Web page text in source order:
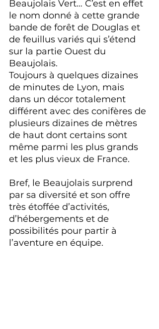
Beaujolais Vert… C’est en effet
le nom donné à cette grande
bande de forêt de Douglas et
de feuillus variés qui s’étend
sur la partie Ouest du
Beaujolais.
Toujours à quelques dizaines
de minutes de Lyon, mais
dans un décor totalement
différent avec des conifères de
plusieurs dizaines de mètres
de haut dont certains sont
même parmi les plus grands
et les plus vieux de France.
Bref, le Beaujolais surprend
par sa diversité et son offre
très étoffée d’activités,
d’hébergements et de
possibilités pour partir à
l’aventure en équipe.